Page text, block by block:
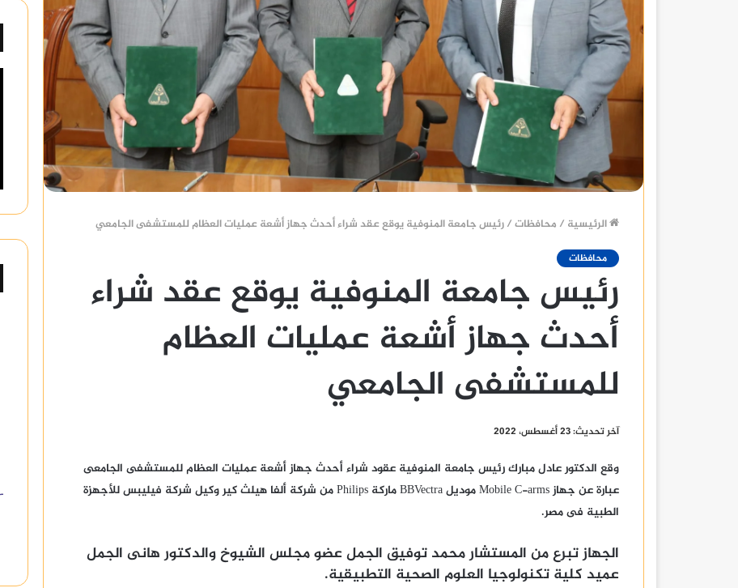
الرئيسية / محافظات/رئيس جامعة المنوفية يوقع عقد شراء أحدث جهاز أشعة عمليات العظام للمستشفى الجامعي
محافظات
رئيس جامعة المنوفية يوقع عقد شراء
أحدث جهاز أشعة عمليات العظام
للمستشفى الجامعي
آخر تحديث: 23 أغسطس، 2022
وقع الدكتور عادل مبارك رئيس جامعة المنوفية عقود شراء أحدث جهاز أشعة عمليات العظام للمستشفى الجامعى
عبارة عن جهاز Mobile C-arms موديل BBVectra ماركة Philips من شركة ألفا هيلث كير وكيل شركة فيليبس للأجهزة
الطبية فى مصر.
الجهاز تبرع من المستشار محمد توفيق الجمل عضو مجلس الشيوخ والدكتور هانى الجمل
عميد كلية تكنولوجيا العلوم الصحية التطبيقية.